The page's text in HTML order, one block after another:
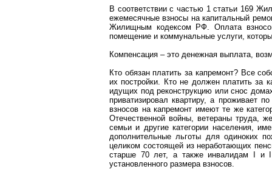
В соответствии с частью 1 статьи 169
ежемесячные взносы на капитальный
Жилищным кодексом РФ. Оплата
помещение и коммунальные услуги,
Компенсация – это денежная выплата,
Кто обязан платить за капремонт? Все
их постройки. Кто не должен платить за
идущих под реконструкцию или снос
приватизировал квартиру, а проживает
взносов на капремонт имеют те же
Отечественной войны, ветераны труда,
семьи и другие категории населения,
дополнительные льготы для одиноких
целиком состоящей из неработающих
старше 70 лет, а также инвалидам I и
установленного размера взносов.